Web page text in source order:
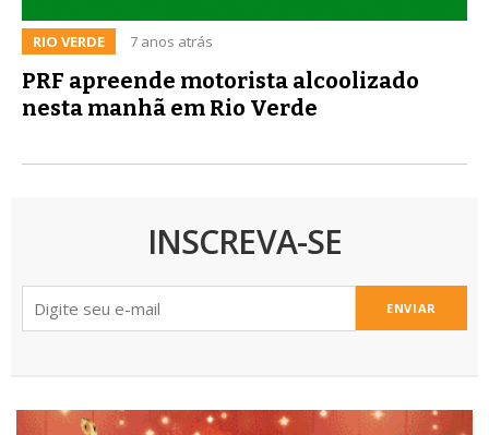
RIO VERDE 7 anos atrás
PRF apreende motorista alcoolizado
nesta manhã em Rio Verde
INSCREVA-SE
ENVIAR